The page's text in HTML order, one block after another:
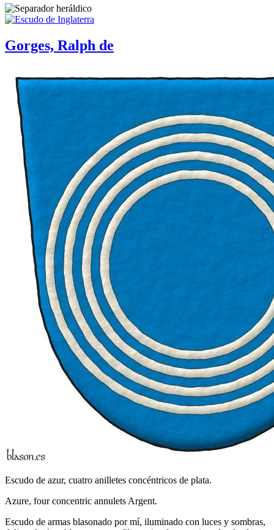
Gorges, Ralph de
Escudo de azur, cuatro anilletes concéntricos de plata.
Azure, four concentric annulets Argent.
Escudo de armas blasonado por mí, iluminado con luces y sombras,